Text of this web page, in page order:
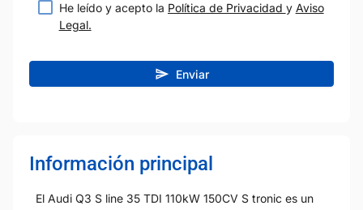
He leído y acepto la Política de Privacidad y Aviso
Legal.
Enviar
Información principal
El Audi Q3 S line 35 TDI 110kW 150CV S tronic es un